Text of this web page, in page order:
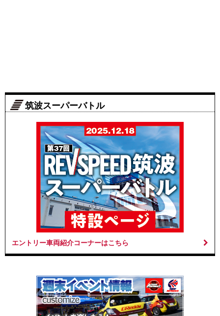
筑波スーパーバトル
エントリー車両紹介コーナーはこちら